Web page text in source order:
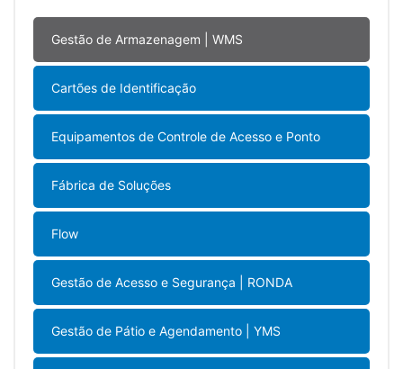
Gestão de Armazenagem | WMS
Cartões de Identificação
Equipamentos de Controle de Acesso e Ponto
Fábrica de Soluções
Flow
Gestão de Acesso e Segurança | RONDA
Gestão de Pátio e Agendamento | YMS